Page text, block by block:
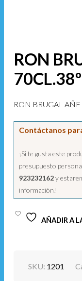
RON
70CL.38º
RON BRUGAL
Contáctanos
¡Si te gusta este
presupuesto
923232162y
información!
AÑADIR A
SKU: 1201